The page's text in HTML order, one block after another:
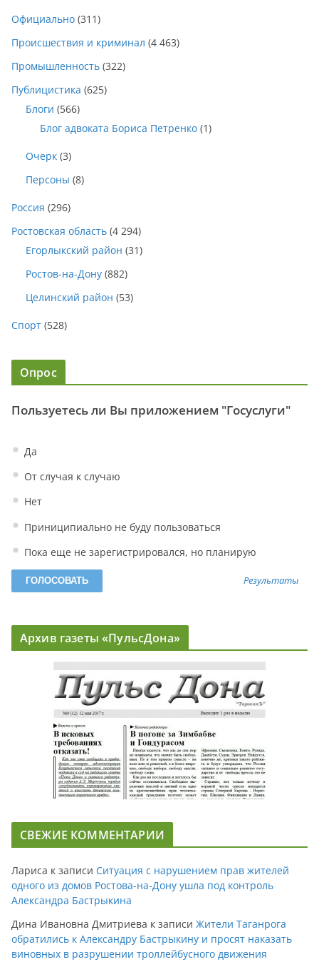
Официально (311)
Происшествия и криминал (4 463)
Промышленность (322)
Публицистика (625)
Блоги (566)
Блог адвоката Бориса Петренко (1)
Очерк (3)
Персоны (8)
Россия (296)
Ростовская область (4 294)
Егорлыкский район (31)
Ростов-на-Дону (882)
Целинский район (53)
Спорт (528)
Опрос
Пользуетесь ли Вы приложением "Госуслуги"
Да
От случая к случаю
Нет
Приниципиально не буду пользоваться
Пока еще не зарегистрировался, но планирую
Результаты
Архив газеты «ПульсДона»
СВЕЖИЕ КОММЕНТАРИИ
Лариса к записи Ситуация с нарушением прав жителей
одного из домов Ростова-на-Дону ушла под контроль
Александра Бастрыкина
Дина Ивановна Дмитриева к записи Жители Таганрога
обратились к Александру Бастрыкину и просят наказать
виновных в разрушении троллейбусного движения